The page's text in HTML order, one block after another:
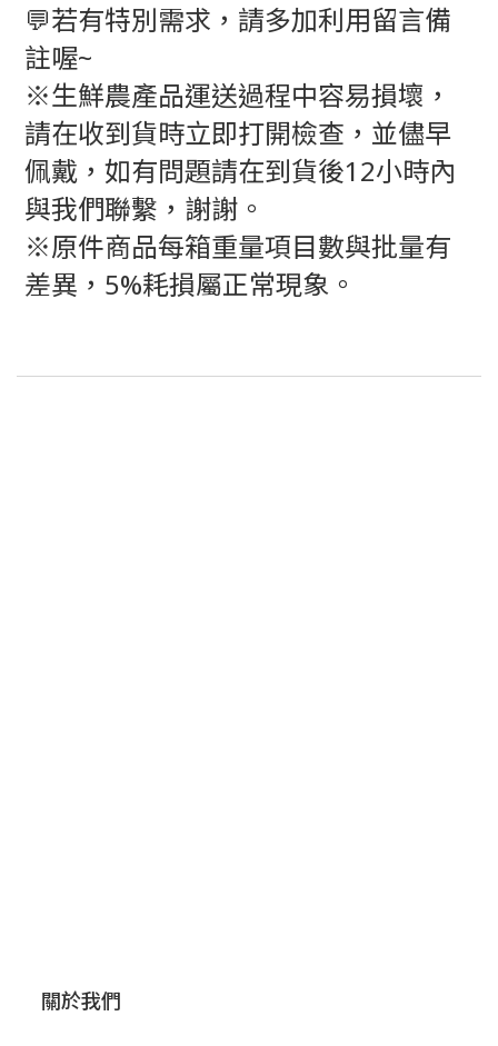
💬若有特別需求，請多加利用留言備
註喔~
※生鮮農產品運送過程中容易損壞，
請在收到貨時立即打開檢查，並儘早
佩戴，如有問題請在到貨後12小時內
與我們聯繫，謝謝。
※原件商品每箱重量項目數與批量有
差異，5%耗損屬正常現象。
關於我們